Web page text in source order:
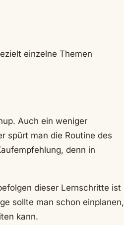
einzelne Themen
Auch ein weniger
spürt man die Routine des
denn in
dieser Lernschritte ist
sollte man schon einplanen,
kann.